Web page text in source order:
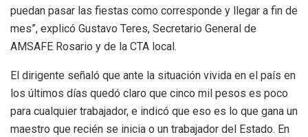
puedan pasar las fiestas como corresponde y llegar a fin de
mes”, explicó Gustavo Teres, Secretario General de
AMSAFE Rosario y de la CTA local.
El dirigente señaló que ante la situación vivida en el país en
los últimos días quedó claro que cinco mil pesos es poco
para cualquier trabajador, e indicó que eso es lo que gana un
maestro que recién se inicia o un trabajador del Estado. En